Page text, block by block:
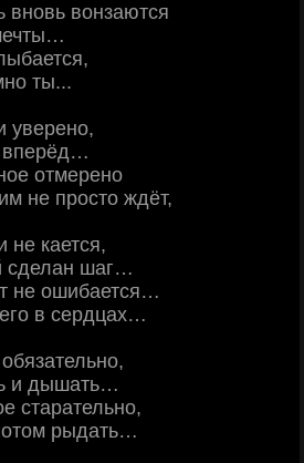
вновь вонзаются
ты...
уверено,
вперёд…
отмерено
не просто ждёт,
не кается,
сделан шаг…
не ошибается…
в сердцах…
и дышать…
старательно,
рыдать…